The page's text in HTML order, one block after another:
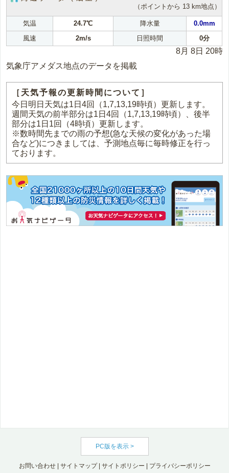
（ポイントから 13 km地点）
気温 24.7℃ 降水量
0.0mm
風速
2m/s 日照時間 0分
8月 8日 20時
気象庁アメダス地点のデータを掲載
［天気予報の更新時間について］
今日明日天気は1日4回（1,7,13,19時頃）更新します。
週間天気の前半部分は1日4回（1,7,13,19時頃）、後半
部分は1日1回（4時頃）更新します。
※数時間先までの雨の予想(急な天候の変化があった場
合など)につきましては、予測地点毎に毎時修正を行っ
ております。
PC版を表示 >
お問い合わせ| サイトマップ| サイトポリシー プライバシーポリシー